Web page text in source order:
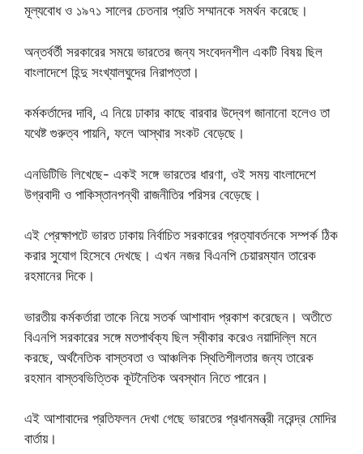
মূল্যবোধ ও ১৯৭১ সালের চেতনার প্রতি সম্মানকে সমর্থন করেছে।
অন্তর্বর্তী সরকারের সময়ে ভারতের জন্য সংবেদনশীল একটি বিষয় ছিল
বাংলাদেশে হিন্দু সংখ্যালঘুদের নিরাপত্তা।
কর্মকর্তাদের দাবি, এ নিয়ে ঢাকার কাছে বারবার উদ্বেগ জানানো হলেও তা
যথেষ্ট গুরুত্ব পায়নি, ফলে আস্থার সংকট বেড়েছে।
এনডিটিভি লিখেছে- একই সঙ্গে ভারতের ধারণা, ওই সময় বাংলাদেশে
উগ্রবাদী ও পাকিস্তানপন্থী রাজনীতির পরিসর বেড়েছে।
এই প্রেক্ষাপটে ভারত ঢাকায় নির্বাচিত সরকারের প্রত্যাবর্তনকে সম্পর্ক ঠিক
করার সুযোগ হিসেবে দেখছে। এখন নজর বিএনপি চেয়ারম্যান তারেক
রহমানের দিকে।
ভারতীয় কর্মকর্তারা তাকে নিয়ে সতর্ক আশাবাদ প্রকাশ করেছেন। অতীতে
বিএনপি সরকারের সঙ্গে মতপার্থক্য ছিল স্বীকার করেও নয়াদিল্লি মনে
করছে, অর্থনৈতিক বাস্তবতা ও আঞ্চলিক স্থিতিশীলতার জন্য তারেক
রহমান বাস্তবভিত্তিক কূটনৈতিক অবস্থান নিতে পারেন।
এই আশাবাদের প্রতিফলন দেখা গেছে ভারতের প্রধানমন্ত্রী নরেন্দ্র মোদির
বার্তায়।